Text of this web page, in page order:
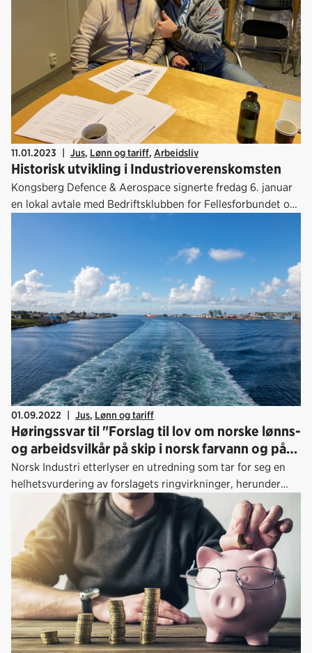
11.01.2023 | Jus, Lønn og tariff, Arbeidsliv
Historisk utvikling i Industrioverenskomsten
Kongsberg Defence & Aerospace signerte fredag 6. januar
en lokal avtale med Bedriftsklubben for Fellesforbundet om
innføring av Bilag 5 i Industrioverenskomsten.
01.09.2022 | Jus, Lønn og tariff
Høringssvar til "Forslag til lov om norske lønns-
og arbeidsvilkår på skip i norsk farvann og på
norsk sokkel"
Norsk Industri etterlyser en utredning som tar for seg en
helhetsvurdering av forslagets ringvirkninger, herunder
konkurranseutredning, transportutfordringer og de
miljømessige konsekvensene en evt. gjennomføring av
lovforslaget kan få for prosessindustrien.